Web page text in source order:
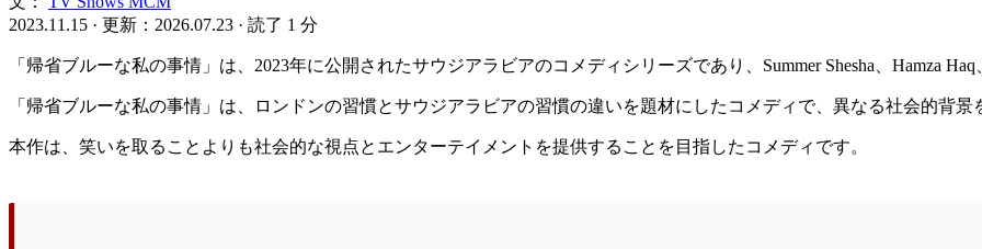
2023.11.15 · 更新：2026.07.23 · 読了 1 分
「帰省ブルーな私の事情」は、2023年に公開されたサウジアラビアのコメディシリーズであり、Summer Shesha、Hamza
「帰省ブルーな私の事情」は、ロンドンの習慣とサウジアラビアの習慣の違いを題材にしたコメディで、異なる社会的背
本作は、笑いを取ることよりも社会的な視点とエンターテイメントを提供することを目指したコメディです。